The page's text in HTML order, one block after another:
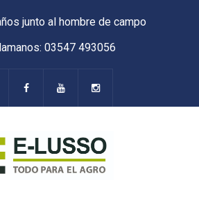
junto al hombre de campo
03547 493056